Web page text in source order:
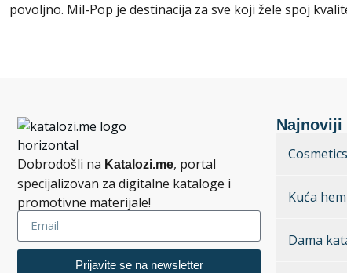
povoljno. Mil-Pop je destinacija za sve koji žele spoj
Dobrodošli na Katalozi.me, portal
specijalizovan za digitalne kataloge i
promotivne materijale!
Prijavite se na newsletter
Najnoviji
Kuća
Dama